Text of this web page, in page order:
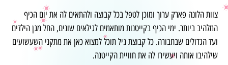
צוות הלונה פארק ערוך ומוכן לטפל בכל קבוצה ולהתאים לה את יום הכיף
המלהיב ביותר. ימי הכיף בקייטנות מותאמים לגילאים שונים, החל מגן הילדים
ועד הגדולים שבחבורה. כל קבוצת גיל תוכל למצוא כאן את מתקני השעשועים
שילהיבו אותה ויעשירו לה את חוויית הקייטנה.